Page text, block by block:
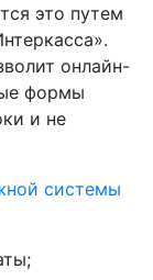
это путем
онлайн-
формы
и не
системы